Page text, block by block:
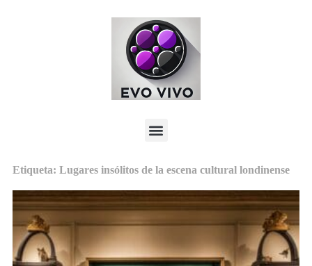
Etiqueta: Lugares insólitos de la escena cultural londinense